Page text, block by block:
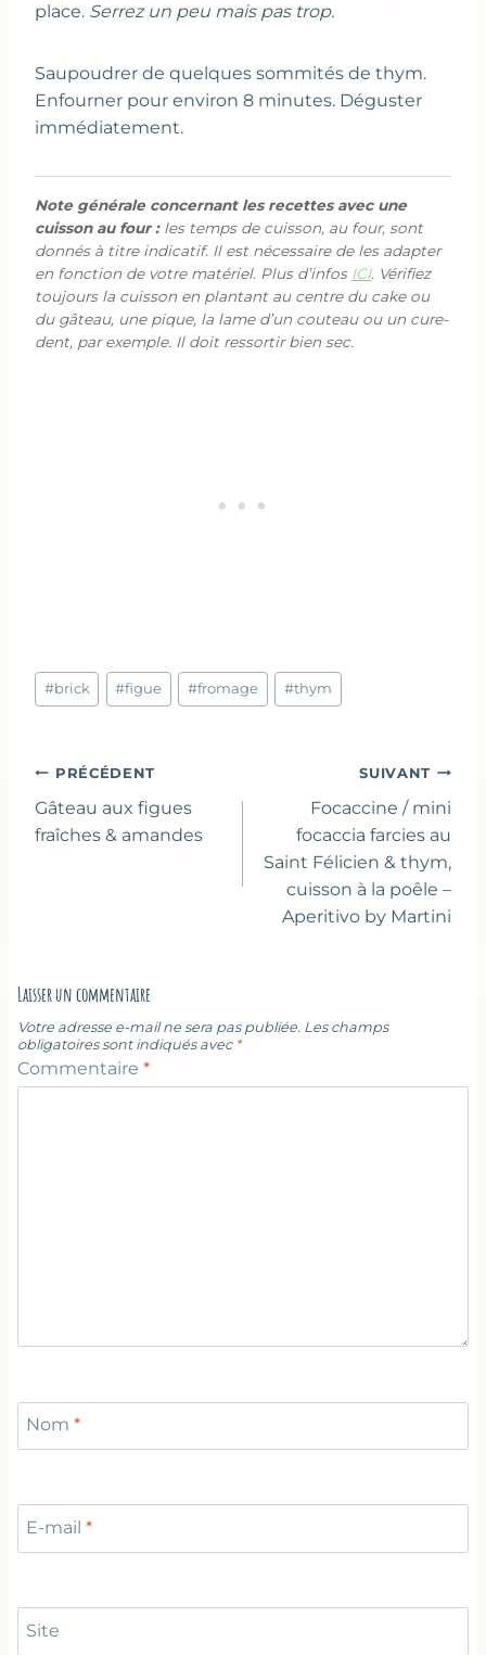
place. Serrez un peu mais pas trop.
Saupoudrer de quelques sommités de thym.
Enfourner pour environ 8 minutes. Déguster
immédiatement.
Note générale concernant les recettes avec une
cuisson au four :les temps de cuisson, au four, sont
donnés à titre indicatif. Il est nécessaire de les adapter
en fonction de votre matériel. Plus d’infos ICI. Vérifiez
toujours la cuisson en plantant au centre du cake ou
du gâteau, une pique, la lame d’un couteau ou un cure-
dent, par exemple. Il doit ressortir bien sec.
Étiquettes
de
#brick #figue #fromage #thym
Navigation
de
l’article
PRÉCÉDENT
Gâteau aux figues
fraîches & amandes
SUIVANT
Focaccine / mini
focaccia farcies au
Saint Félicien & thym,
cuisson à la poêle –
Aperitivo by Martini
Laisser un commentaire
Votre adresse e-mail ne sera pas publiée. Les champs
obligatoires sont indiqués avec *
Commentaire *
Nom *
E-mail *
Site